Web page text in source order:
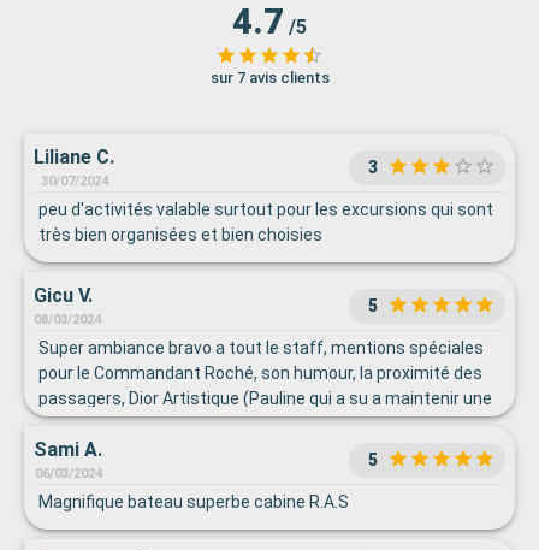
4.7 /5
sur 7 avis clients
Liliane C.
30/07/2024
3
peu d'activités valable surtout pour les excursions qui sont
très bien organisées et bien choisies
Gicu V.
08/03/2024
5
Super ambiance bravo a tout le staff, mentions spéciales
pour le Commandant Roché, son humour, la proximité des
passagers, Dior Artistique (Pauline qui a su a maintenir une
athmosphere de fete, plein de gaité entrain et détente,
Vadim et son équipe expedition tres professionnelle,
explications pertinentes et enrichissantes, détendu mais
avec bcp de rigueur. Et comment oublier le Directeur
Restoration, il nous a bien gaté. Bravo
Sami A.
06/03/2024
5
Magnifique bateau superbe cabine R.A.S